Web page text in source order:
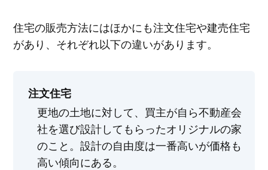
住宅の販売方法にはほかにも注文住宅や建売住宅
があり、それぞれ以下の違いがあります。
注文住宅
更地の土地に対して、買主が自ら不動産会
社を選び設計してもらったオリジナルの家
のこと。設計の自由度は一番高いが価格も
高い傾向にある。